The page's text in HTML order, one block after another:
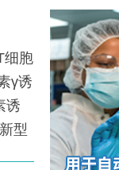
细胞
γ诱
诱
型